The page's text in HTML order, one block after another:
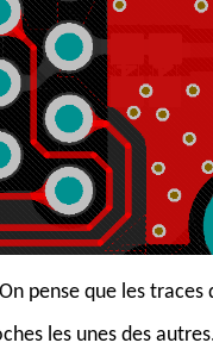
pense que les
les unes des